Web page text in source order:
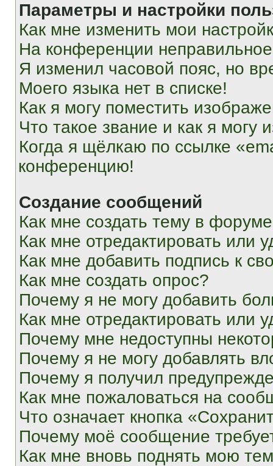
Параметры и настройки
Как мне изменить мои
На конференции
Я изменил часовой пояс, но
Моего языка нет в списке!
Как я могу поместить
Что такое звание и как я могу
Когда я щёлкаю по ссылке
конференцию!
Создание сообщений
Как мне создать тему в
Как мне отредактировать или
Как мне добавить подпись к
Как мне создать опрос?
Почему я не могу добавить
Как мне отредактировать или
Почему мне недоступны
Почему я не могу добавлять
Почему я получил
Как мне пожаловаться на
Что означает кнопка
Почему моё сообщение
Как мне вновь поднять мою